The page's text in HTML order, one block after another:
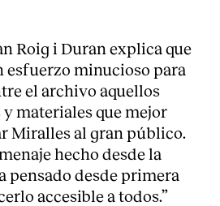
Roig i Duran explica que
esfuerzo minucioso para
el archivo aquellos
materiales que mejor
Miralles al gran público.
hecho desde la
pensado desde primera
accesible a todos.”